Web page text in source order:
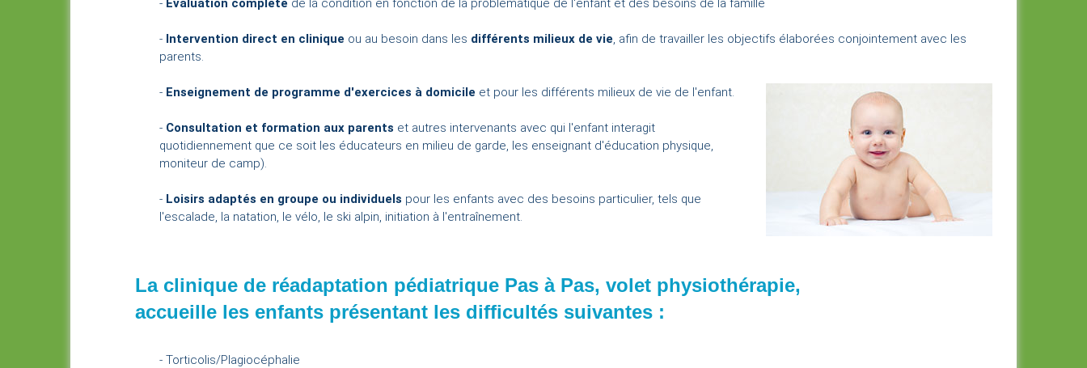
- Évaluation complète de la condition en fonction de la problématique de l'enfant et des besoins de la famille
- Intervention direct en clinique ou au besoin dans les différents milieux de vie, afin de travailler les objectifs élaborées conjointement avec les
parents.
- Enseignement de programme d'exercices à domicile et pour les différents milieux de vie de l'enfant.
- Consultation et formation aux parents et autres intervenants avec qui l'enfant interagit
quotidiennement que ce soit les éducateurs en milieu de garde, les enseignant d'éducation physique,
moniteur de camp).
- Loisirs adaptés en groupe ou individuels pour les enfants avec des besoins particulier, tels que
l'escalade, la natation, le vélo, le ski alpin, initiation à l'entraînement.
La clinique de réadaptation pédiatrique Pas à Pas, volet physiothérapie,
accueille les enfants présentant les difficultés suivantes :
- Torticolis/Plagiocéphalie